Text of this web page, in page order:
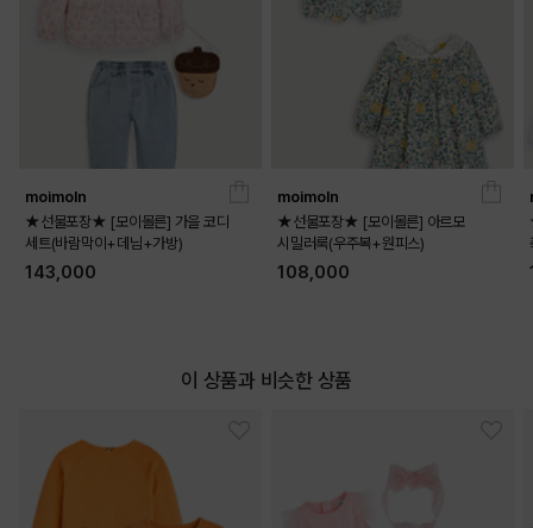
moimoln
★선물포장★ [모이몰른] 가을 코디
세트(바람막이+데님+가방)
143,000
moimoln
★선물포장★ [모이몰른] 아르모
시밀러룩(우주복+원피스)
108,000
이 상품과 비슷한 상품